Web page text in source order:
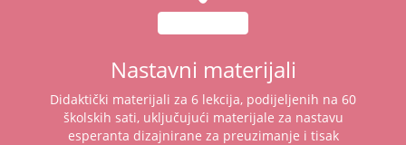
Nastavni materijali
Didaktički materijali za 6 lekcija, podijeljenih na 60
školskih sati, uključujući materijale za nastavu
esperanta dizajnirane za preuzimanje i tisak